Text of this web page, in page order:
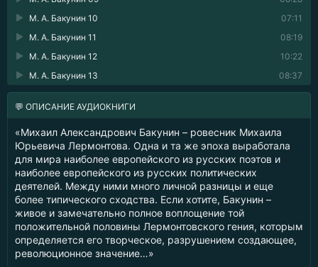
07:11
М. А. Бакунин 10
08:19
М. А. Бакунин 11
10:22
М. А. Бакунин 12
08:37
М. А. Бакунин 13
💬 ОПИСАНИЕ АУДИОКНИГИ
«Михаил Александрович Бакунин – ровесник Михаила
Юрьевича Лермонтова. Одна и та же эпоха выработала
для мира наиболее европейского из русских поэтов и
наиболее европейского из русских политических
деятелей. Между ними много личной разницы и еще
более типического сходства. Если хотите, Бакунин –
живое и замечательно полное воплощение той
положительной половины Лермонтовского гения, которым
определяется его творческое, разрушением создающее,
революционное значение…»